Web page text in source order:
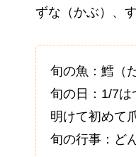
ずな（かぶ）、
旬の魚：鱈（
旬の日：1/7
明けて初めて
旬の行事：ど